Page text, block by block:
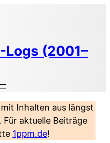
Logs (2001–
Inhalten aus längst
aktuelle Beiträge
1ppm.de!